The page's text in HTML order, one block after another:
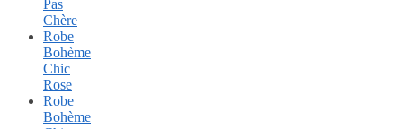
Pas
Chère
Robe
Bohème
Chic
Rose
Robe
Bohème